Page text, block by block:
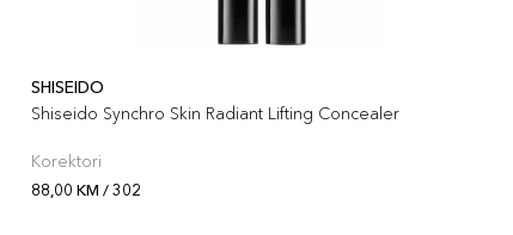
SHISEIDO
Shiseido Synchro Skin Radiant Lifting Concealer
Korektori
88,00 KM / 302